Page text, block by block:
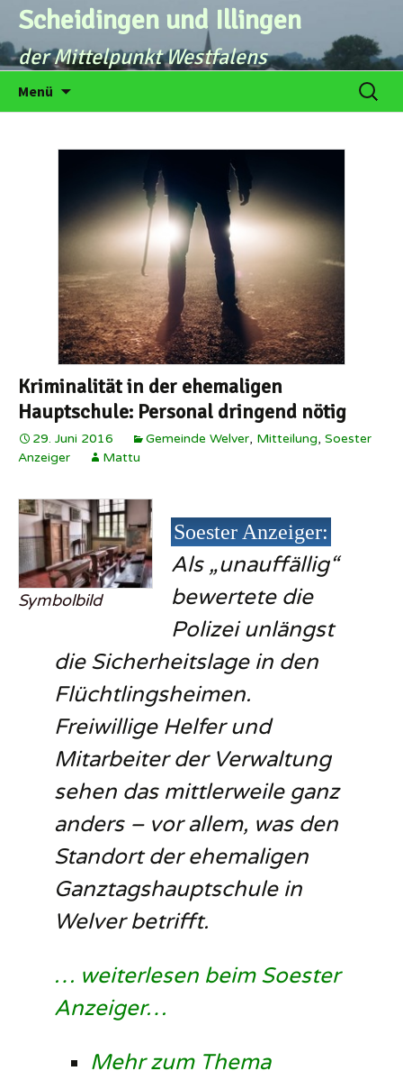
Zum
Inhalt
springen
Scheidingen und Illingen
der Mittelpunkt Westfalens
Menü
Suchen
nach:
Kriminalität in der ehemaligen
Hauptschule: Personal dringend nötig
29. Juni 2016 Gemeinde Welver, Mitteilung, Soester
Anzeiger
Mattu
Symbolbild
Soester Anzeiger:
Als „unauffällig“
bewertete die
Polizei unlängst
die Sicherheitslage in den
Flüchtlingsheimen.
Freiwillige Helfer und
Mitarbeiter der Verwaltung
sehen das mittlerweile ganz
anders – vor allem, was den
Standort der ehemaligen
Ganztagshauptschule in
Welver betrifft.
… weiterlesen beim Soester
Anzeiger…
Mehr zum Thema